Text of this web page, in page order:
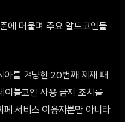
에 머물며 주요 알트코인들
를 겨냥한 20번째 제재 패
이블코인 사용 금지 조치를
폐 서비스 이용자뿐만 아니라